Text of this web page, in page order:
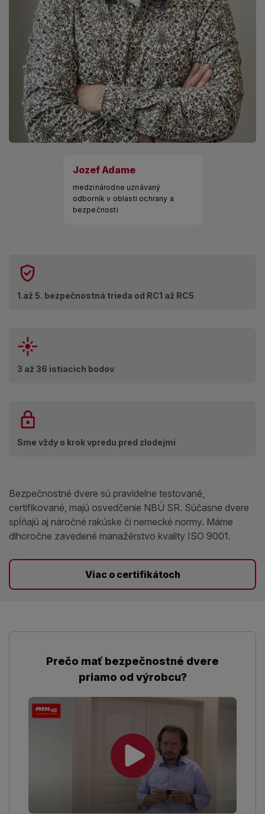
Jozef Adame
medzinárodne uznávaný
odborník v oblasti ochrany a
bezpečnosti
1.až 5. bezpečnostná trieda od RC1 až RC5
3 až 36 istiacich bodov
Sme vždy o krok vpredu pred zlodejmi
Bezpečnostné dvere sú pravidelne testované,
certifikované, majú osvedčenie NBÚ SR. Súčasne dvere
spĺňajú aj náročné rakúske či nemecké normy. Máme
dlhoročne zavedené manažérstvo kvality ISO 9001.
Viac o certifikátoch
Prečo mať bezpečnostné dvere
priamo od výrobcu?